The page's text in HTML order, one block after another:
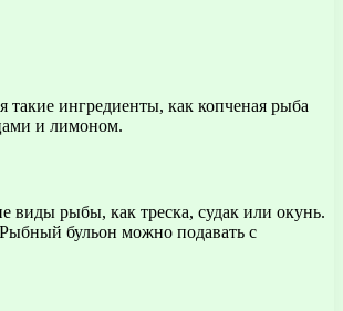
ингредиенты, как копченая рыба
и лимоном.
виды рыбы, как треска, судак или окунь.
бульон можно подавать с